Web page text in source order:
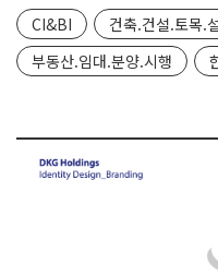
CI&BI
건축.건설.토목.
부동산.임대.분양.시행